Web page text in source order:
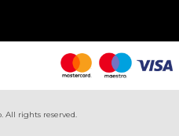
All rights reserved.